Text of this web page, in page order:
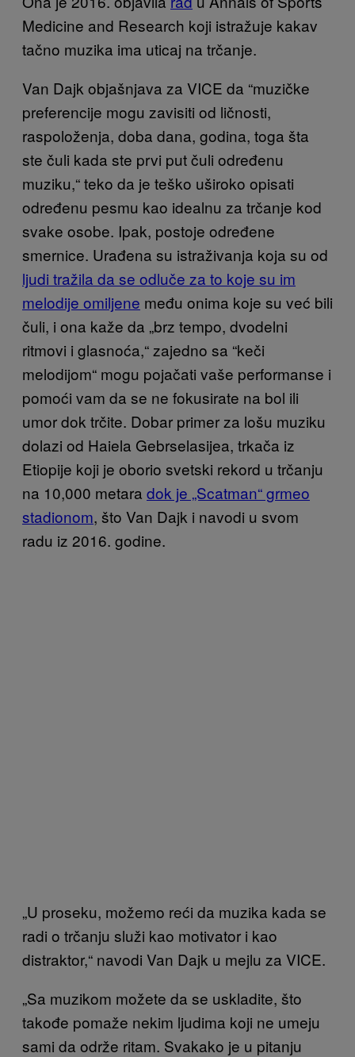
Medicine and Research koji istražuje kakav
tačno muzika ima uticaj na trčanje.
Van Dajk objašnjava za VICE da “muzičke
preferencije mogu zavisiti od ličnosti,
raspoloženja, doba dana, godina, toga šta
ste čuli kada ste prvi put čuli određenu
muziku,“ teko da je teško uširoko opisati
određenu pesmu kao idealnu za trčanje kod
svake osobe. Ipak, postoje određene
smernice. Urađena su istraživanja koja su od
ljudi tražila da se odluče za to koje su im
melodije omiljene među onima koje su već bili
čuli, i ona kaže da „brz tempo, dvodelni
ritmovi i glasnoća,“ zajedno sa “keči
melodijom“ mogu pojačati vaše performanse i
pomoći vam da se ne fokusirate na bol ili
umor dok trčite. Dobar primer za lošu muziku
dolazi od Haiela Gebrselasijea, trkača iz
Etiopije koji je oborio svetski rekord u trčanju
na 10,000 metara dok je „Scatman“ grmeo
stadionom, što Van Dajk i navodi u svom
radu iz 2016. godine.
„U proseku, možemo reći da muzika kada se
radi o trčanju služi kao motivator i kao
distraktor,“ navodi Van Dajk u mejlu za VICE.
„Sa muzikom možete da se uskladite, što
takođe pomaže nekim ljudima koji ne umeju
sami da održe ritam. Svakako je u pitanju